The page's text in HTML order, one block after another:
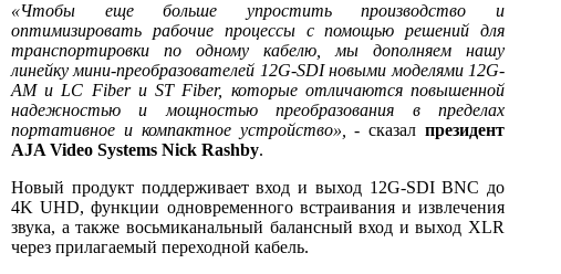
«Чтобы еще больше упростить производство и
оптимизировать рабочие процессы с помощью решений для
транспортировки по одному кабелю, мы дополняем нашу
линейку мини-преобразователей 12G-SDI новыми моделями 12G-
AM и LC Fiber и ST Fiber, которые отличаются повышенной
надежностью и мощностью преобразования в пределах
портативное и компактное устройство», - сказал президент
AJA Video Systems Nick Rashby.
Новый продукт поддерживает вход и выход 12G-SDI BNC до
4K UHD, функции одновременного встраивания и извлечения
звука, а также восьмиканальный балансный вход и выход XLR
через прилагаемый переходной кабель.